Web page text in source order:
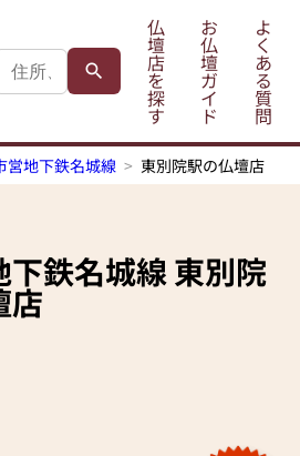
仏
壇
店
を
探
す
お
仏
壇
ガ
イ
ド
よ
く
あ
る
質
問
営地下鉄名城線 東別院駅の仏壇店
下鉄名城線東別院
店